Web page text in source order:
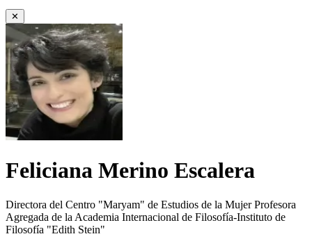
✕
Feliciana Merino Escalera
Directora del Centro "Maryam" de Estudios de la Mujer Profesora
Agregada de la Academia Internacional de Filosofía-Instituto de
Filosofía "Edith Stein"